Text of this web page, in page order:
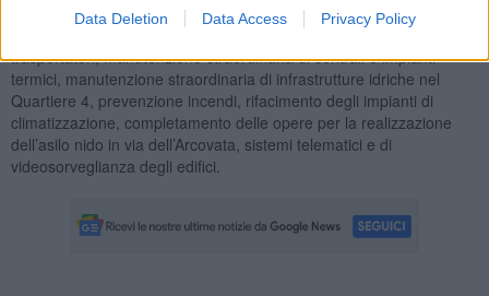
Data Deletion Data Access Privacy Policy
energetico, completamento della bonifica dell’amianto,
realizzazione e adeguamento di impianti elettromeccanici
trasportatori, manutenzione straordinaria di centrali e impianti
termici, manutenzione straordinaria di infrastrutture idriche nel
Quartiere 4, prevenzione incendi, rifacimento degli impianti di
climatizzazione, completamento delle opere per la realizzazione
dell’asilo nido in via dell’Arcovata, sistemi telematici e di
videosorveglianza degli edifici.